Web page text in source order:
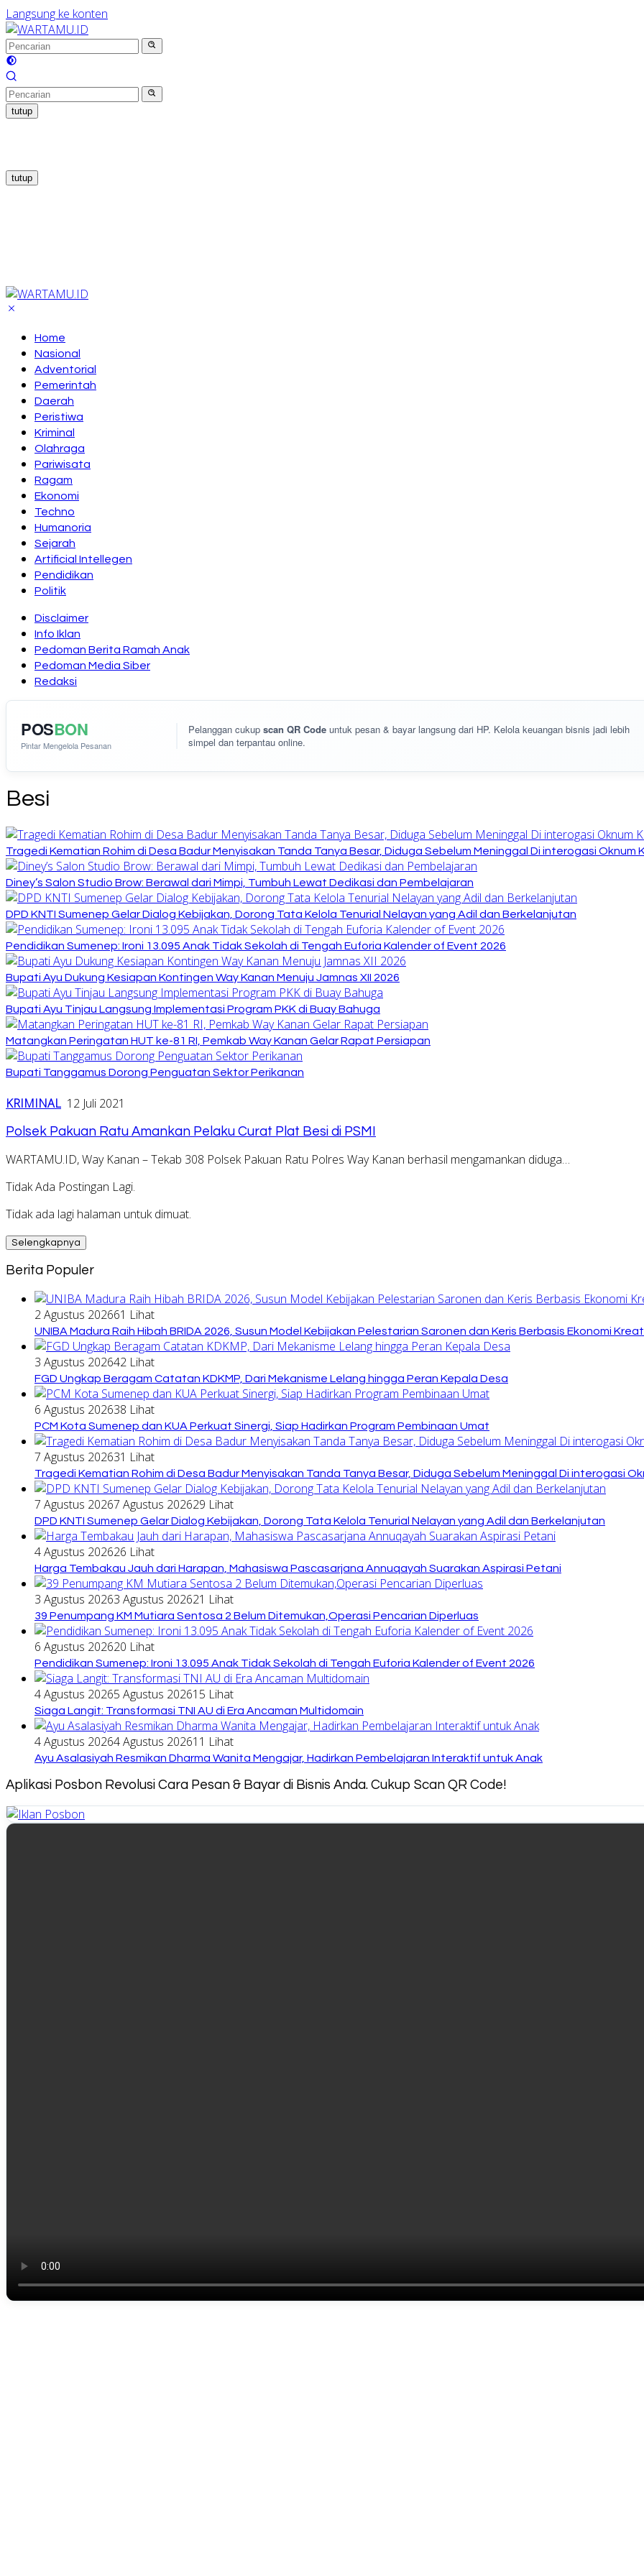
Langsung ke konten
tutup
tutup
Home
Nasional
Adventorial
Pemerintah
Daerah
Peristiwa
Kriminal
Olahraga
Pariwisata
Ragam
Ekonomi
Techno
Humanoria
Sejarah
Artificial Intellegen
Pendidikan
Politik
Disclaimer
Info Iklan
Pedoman Berita Ramah Anak
Pedoman Media Siber
Redaksi
POSBON
Pintar Mengelola Pesanan
Pelanggan cukup scan QR Code untuk pesan & bayar langsung dari HP. Kelola keuangan bisnis jadi lebih
simpel dan terpantau online.
Besi
Tragedi Kematian Rohim di Desa Badur Menyisakan Tanda Tanya Besar, Diduga Sebelum Meninggal Di interogasi Oknum
Diney’s Salon Studio Brow: Berawal dari Mimpi, Tumbuh Lewat Dedikasi dan Pembelajaran
DPD KNTI Sumenep Gelar Dialog Kebijakan, Dorong Tata Kelola Tenurial Nelayan yang Adil dan Berkelanjutan
Pendidikan Sumenep: Ironi 13.095 Anak Tidak Sekolah di Tengah Euforia Kalender of Event 2026
Bupati Ayu Dukung Kesiapan Kontingen Way Kanan Menuju Jamnas XII 2026
Bupati Ayu Tinjau Langsung Implementasi Program PKK di Buay Bahuga
Matangkan Peringatan HUT ke-81 RI, Pemkab Way Kanan Gelar Rapat Persiapan
Bupati Tanggamus Dorong Penguatan Sektor Perikanan
KRIMINAL 12 Juli 2021
Polsek Pakuan Ratu Amankan Pelaku Curat Plat Besi di PSMI
WARTAMU.ID, Way Kanan – Tekab 308 Polsek Pakuan Ratu Polres Way Kanan berhasil mengamankan diduga…
Tidak Ada Postingan Lagi.
Tidak ada lagi halaman untuk dimuat.
Selengkapnya
Berita Populer
2 Agustus 202661 Lihat
UNIBA Madura Raih Hibah BRIDA 2026, Susun Model Kebijakan Pelestarian Saronen dan Keris Berbasis Ekonomi
3 Agustus 202642 Lihat
FGD Ungkap Beragam Catatan KDKMP, Dari Mekanisme Lelang hingga Peran Kepala Desa
6 Agustus 202638 Lihat
PCM Kota Sumenep dan KUA Perkuat Sinergi, Siap Hadirkan Program Pembinaan Umat
7 Agustus 202631 Lihat
Tragedi Kematian Rohim di Desa Badur Menyisakan Tanda Tanya Besar, Diduga Sebelum Meninggal Di interogasi
7 Agustus 20267 Agustus 202629 Lihat
DPD KNTI Sumenep Gelar Dialog Kebijakan, Dorong Tata Kelola Tenurial Nelayan yang Adil dan Berkelanjutan
4 Agustus 202626 Lihat
Harga Tembakau Jauh dari Harapan, Mahasiswa Pascasarjana Annuqayah Suarakan Aspirasi Petani
3 Agustus 20263 Agustus 202621 Lihat
39 Penumpang KM Mutiara Sentosa 2 Belum Ditemukan,Operasi Pencarian Diperluas
6 Agustus 202620 Lihat
Pendidikan Sumenep: Ironi 13.095 Anak Tidak Sekolah di Tengah Euforia Kalender of Event 2026
4 Agustus 20265 Agustus 202615 Lihat
Siaga Langit: Transformasi TNI AU di Era Ancaman Multidomain
4 Agustus 20264 Agustus 202611 Lihat
Ayu Asalasiyah Resmikan Dharma Wanita Mengajar, Hadirkan Pembelajaran Interaktif untuk Anak
Aplikasi Posbon Revolusi Cara Pesan & Bayar di Bisnis Anda. Cukup Scan QR Code!